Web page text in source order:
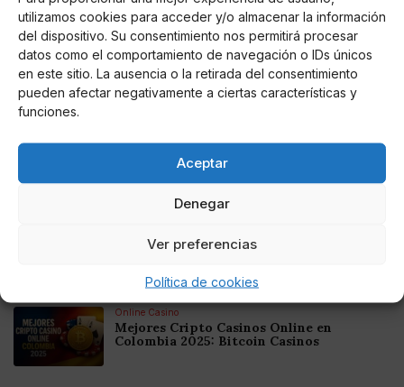
utilizamos cookies para acceder y/o almacenar la información
del dispositivo. Su consentimiento nos permitirá procesar
datos como el comportamiento de navegación o IDs únicos
en este sitio. La ausencia o la retirada del consentimiento
pueden afectar negativamente a ciertas características y
funciones.
Aceptar
Denegar
Ver preferencias
Política de cookies
increíble que me apoyó en este camino, no puedo ni
comenzar a expresar lo increíble que se siente,
finalmente, amar mi identidad lo suficiente como para
poder mostrarme tal cual soy”.
Perro Páramo
Noticias relacionadas
Online Casino
Mejores Cripto Casinos Online en
Colombia 2025: Bitcoin Casinos